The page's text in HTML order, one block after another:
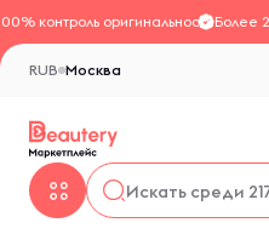
контроль оригинальностиБолее
Москва
RUB